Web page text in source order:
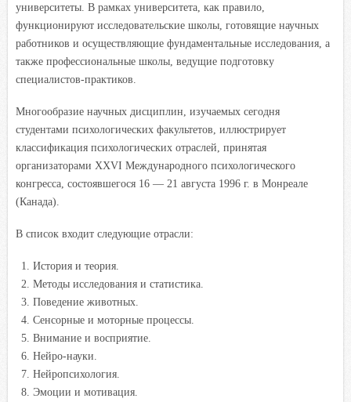
университеты. В рамках университета, как правило,
функционируют исследовательские школы, готовящие научных
работников и осуществляющие фундаментальные исследования, а
также профессиональные школы, ведущие подготовку
специалистов-практиков.
Многообразие научных дисциплин, изучаемых сегодня
студентами психологических факультетов, иллюстрирует
классификация психологических отраслей, принятая
организаторами XXVI Международного психологического
конгресса, состоявшегося 16 — 21 августа 1996 г. в Монреале
(Канада).
В список входит следующие отрасли:
История и теория.
Методы исследования и статистика.
Поведение животных.
Сенсорные и моторные процессы.
Внимание и восприятие.
Нейро-науки.
Нейропсихология.
Эмоции и мотивация.